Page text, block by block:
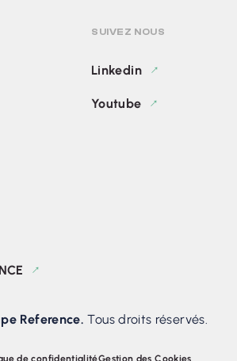
SUIVEZ NOUS
Linkedin
Youtube
Reference.Tous droits réservés.
de confidentialitéGestion des Cookies